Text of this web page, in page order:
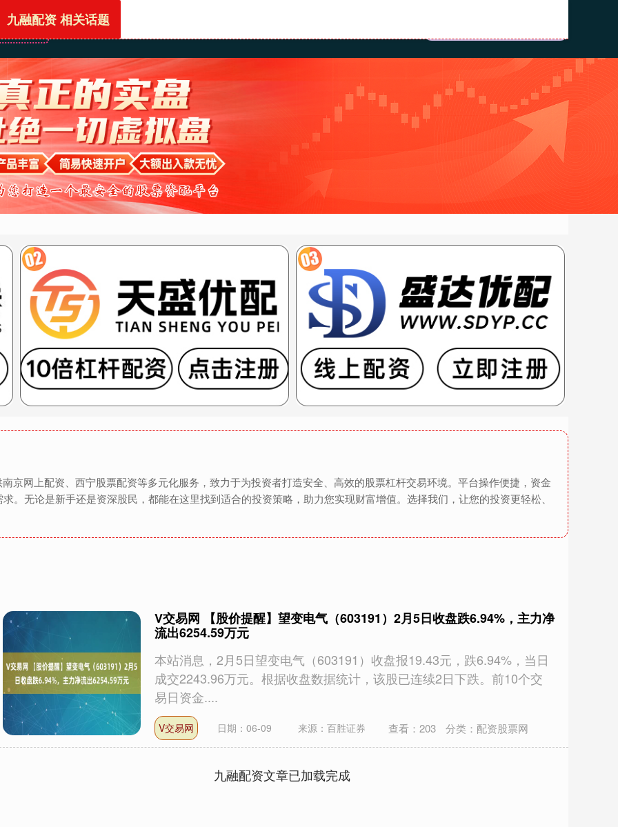
首页 九融配资配资技巧网站
京网上配资、西宁股票配资等多元化服务，致力于为投资者打造安全、高效的股票杠杆交易环境。平台操作便捷，资金
。无论是新手还是资深股民，都能在这里找到适合的投资策略，助力您实现财富增值。选择我们，让您的投资更轻松、
九融配资 相关话题
V交易网 【股价提醒】望变电气（603191）2月5日收盘跌6.94%，主力净
流出6254.59万元
本站消息，2月5日望变电气（603191）收盘报19.43元，跌6.94%，当日
成交2243.96万元。根据收盘数据统计，该股已连续2日下跌。前10个交
易日资金....
V交易网 日期：06-09 来源：百胜证券 查看： 203 分类： 配资股票网
九融配资文章已加载完成